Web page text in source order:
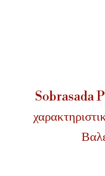
Sobrasada